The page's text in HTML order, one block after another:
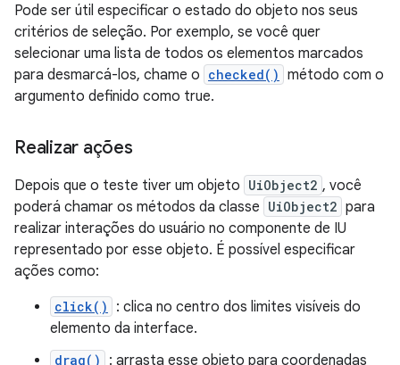
Pode ser útil especificar o estado do objeto nos seus
critérios de seleção. Por exemplo, se você quer
selecionar uma lista de todos os elementos marcados
para desmarcá-los, chame o checked() método com o
argumento definido como true.
Realizar ações
Depois que o teste tiver um objeto UiObject2 , você
poderá chamar os métodos da classe UiObject2 para
realizar interações do usuário no componente de IU
representado por esse objeto. É possível especificar
ações como:
click()
: clica no centro dos limites visíveis do
elemento da interface.
drag() : arrasta esse objeto para coordenadas